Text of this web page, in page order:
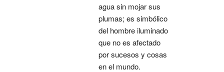
agua sin mojar sus
plumas; es simbólico
del hombre iluminado
que no es afectado
por sucesos y cosas
en el mundo.